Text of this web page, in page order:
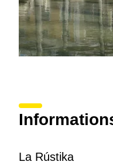
La Rústika